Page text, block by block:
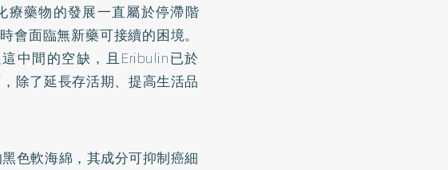
療藥物的發展一直屬於停滯階
會面臨無新藥可接續的困境。
中間的空缺，且Eribulin已於
除了延長存活期、提高生活品
色軟海綿，其成分可抑制癌細